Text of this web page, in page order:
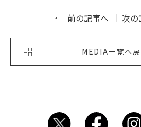
前の記事へ 次の
MEDIA一覧へ戻